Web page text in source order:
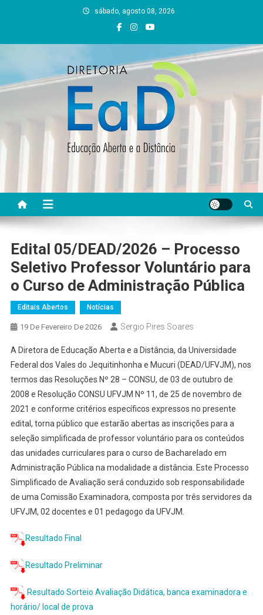
sábado, agosto 08, 2026
DEAD UFVJM
Edital 05/DEAD/2026 – Processo
Seletivo Professor Voluntário para
o Curso de Administração Pública
Editais Abertos Notícias
19 De Fevereiro De 2026 Sergio Pires Soares
A Diretora de Educação Aberta e a Distância, da Universidade
Federal dos Vales do Jequitinhonha e Mucuri (DEAD/UFVJM), nos
termos das Resoluções Nº 28 – CONSU, de 03 de outubro de
2008 e Resolução CONSU UFVJM Nº 11, de 25 de novembro de
2021 e conforme critérios específicos expressos no presente
edital, torna público que estarão abertas as inscrições para a
seleção simplificada de professor voluntário para os conteúdos
das unidades curriculares para o curso de Bacharelado em
Administração Pública na modalidade a distância. Este Processo
Simplificado de Avaliação será conduzido sob responsabilidade
de uma Comissão Examinadora, composta por três servidores da
UFVJM, 02 docentes e 01 pedagogo da UFVJM.
Resultado Final
Resultado Preliminar
Resultado Sorteio Avaliação Didática, banca examinadora e
horário/ local de prova